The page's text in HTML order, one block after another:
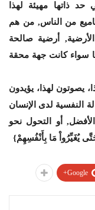
ذاتها مهيئة لهذا
من الناس, من هم
أرضية صالحة
سواء كانت جهة محقة
يصوتون لهذا، يؤيدون
النفسية لدى الإنسان
أو التحول نحو
يُغَيِّرُواْ مَا بِأَنْفُسِهِمْ}
Google+